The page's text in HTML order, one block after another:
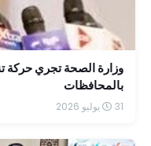
وزارة الصحة تجري حركة
بالمحافظات
31 يوليو 2026